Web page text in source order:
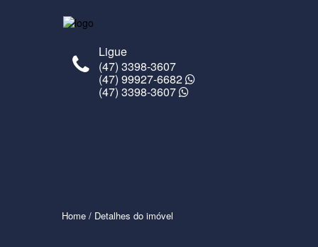
Ligue
(47) 3398-3607
(47) 99927-6682
(47) 3398-3607
Home / Detalhes do imóvel